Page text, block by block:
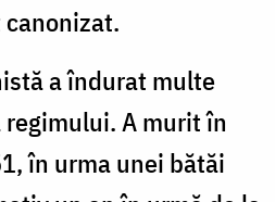
a îndurat multe
A murit în
în urma unei bătăi